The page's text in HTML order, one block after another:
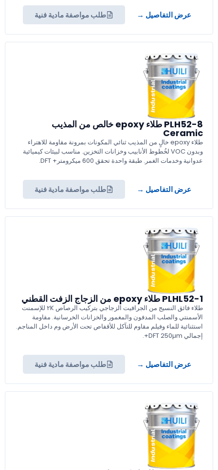
عرض التفاصيل → طلب مواصفة مادية فنية
PLH52-8 طلاء epoxy خالص من المذيب
Ceramic
طلاء epoxy خالٍ من المذيب ثنائي المكونات بمرونة مقاومة للاهتراء
وبدون VOC لخُطوط الأنابيب وخزانات التخزين. مناسب لبيئات كيميائية
عدوانية وخدمات الغمر. طبقة واحدة تحقق 600 ميكرومتر+ DFT.
عرض التفاصيل → طلب مواصفة مادية فنية
PLHL52-1 طلاء epoxy من الزجاج الزفت القطني
طلاء فائق النسيج من الجرافيت الزجاجي بتركيب الرصاص ٢K للإسمنت
الأسمنتي والصلب المدفون والمغمور والخزانات الخرسانية. مقاومة
استثنائية للماء وفيلم مقاوم للتآكل للأقفاص تحت الأرض وم داخل المناجم.
إجمالي DFT 250µm+.
عرض التفاصيل → طلب مواصفة مادية فنية